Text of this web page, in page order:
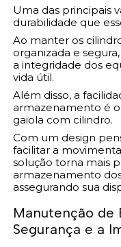
Uma das principais
durabilidade que
Ao manter os
organizada e
a integridade dos
vida útil.
Além disso, a
armazenamento é
gaiola com cilindro.
Com um design
facilitar a
solução torna mais
armazenamento
assegurando sua
Manutenção de
Segurança e a